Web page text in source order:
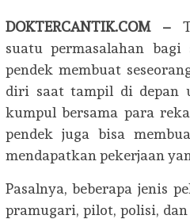
DOKTERCANTIK.COM –
suatu permasalahan bagi
pendek membuat
diri saat tampil di depan
kumpul bersama para
pendek juga bisa
mendapatkan pekerjaan
Pasalnya, beberapa jenis
pramugari, pilot, polisi,